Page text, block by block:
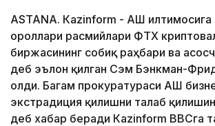
ASTANA. Кazinform - АҚШ илтимосига
ороллари расмийлари ФТХ
биржасининг собиқ раҳбари ва
деб эълон қилган Сэм Бэнкман-
олди. Багам прокуратураси АҚШ
экстрадиция қилишни талаб
деб хабар беради Кazinform BBCга